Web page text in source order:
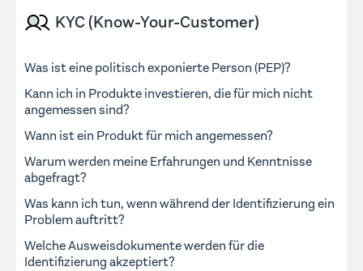
KYC (Know-Your-Customer)
Was ist eine politisch exponierte Person (PEP)?
Kann ich in Produkte investieren, die für mich nicht
angemessen sind?
Wann ist ein Produkt für mich angemessen?
Warum werden meine Erfahrungen und Kenntnisse
abgefragt?
Was kann ich tun, wenn während der Identifizierung ein
Problem auftritt?
Welche Ausweisdokumente werden für die
Identifizierung akzeptiert?